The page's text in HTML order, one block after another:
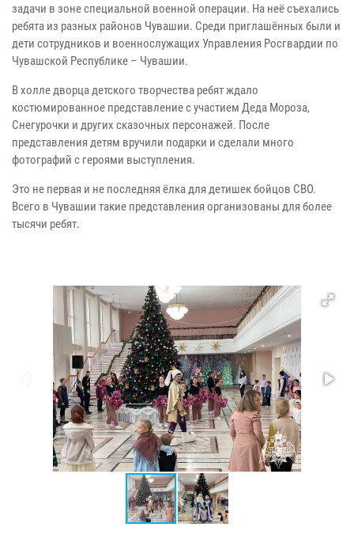
задачи в зоне специальной военной операции. На неё съехались
ребята из разных районов Чувашии. Среди приглашённых были и
дети сотрудников и военнослужащих Управления Росгвардии по
Чувашской Республике – Чувашии.
В холле дворца детского творчества ребят ждало
костюмированное представление с участием Деда Мороза,
Снегурочки и других сказочных персонажей. После
представления детям вручили подарки и сделали много
фотографий с героями выступления.
Это не первая и не последняя ёлка для детишек бойцов СВО.
Всего в Чувашии такие представления организованы для более
тысячи ребят.